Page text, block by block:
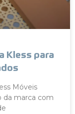
Kless para
Móveis
da marca com